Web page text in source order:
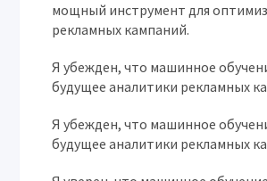
мощный инструмент для
рекламных кампаний.
Я убежден, что машинное
будущее аналитики рекламных
Я убежден, что машинное
будущее аналитики рекламных